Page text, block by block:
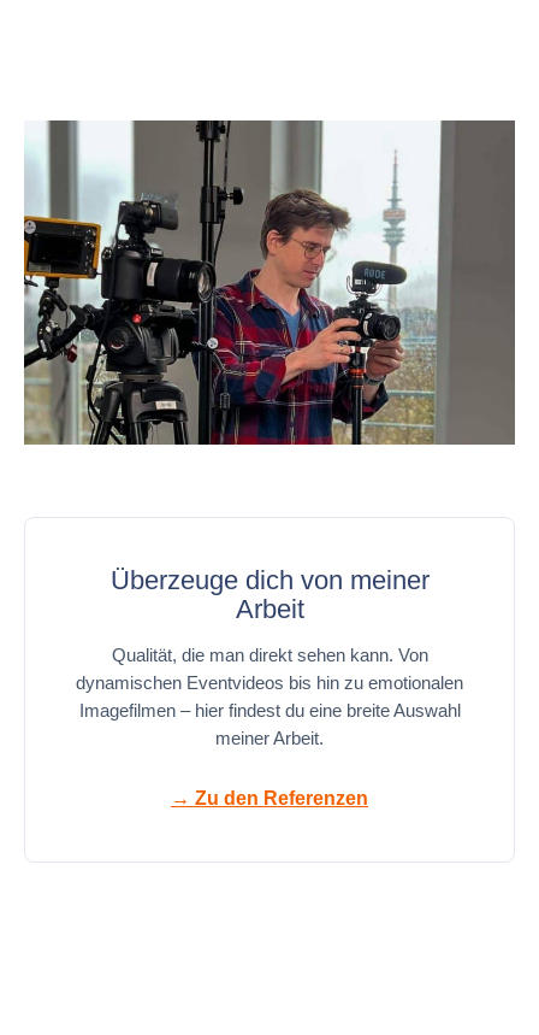
Überzeuge dich von meiner
Arbeit
Qualität, die man direkt sehen kann. Von
dynamischen Eventvideos bis hin zu emotionalen
Imagefilmen – hier findest du eine breite Auswahl
meiner Arbeit.
→ Zu den Referenzen